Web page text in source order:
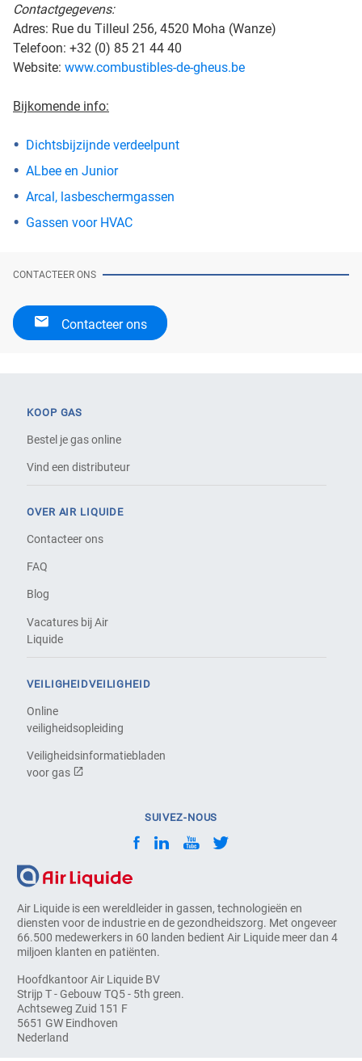
Contactgegevens:
Adres: Rue du Tilleul 256, 4520 Moha (Wanze)
Telefoon: +32 (0) 85 21 44 40
Website: www.combustibles-de-gheus.be
Bijkomende info:
Dichtsbijzijnde verdeelpunt
ALbee en Junior
Arcal, lasbeschermgassen
Gassen voor HVAC
CONTACTEER ONS
Contacteer ons
Air Liquide is een wereldleider in gassen, technologieën en
diensten voor de industrie en de gezondheidszorg. Met ongeveer
66.500 medewerkers in 60 landen bedient Air Liquide meer dan 4
miljoen klanten en patiënten.
Hoofdkantoor Air Liquide BV
Strijp T - Gebouw TQ5 - 5th green.
Achtseweg Zuid 151 F
5651 GW Eindhoven
Nederland
KOOP GAS
Bestel je gas online
Vind een distributeur
OVER AIR LIQUIDE
Contacteer ons
FAQ
Blog
Vacatures bij Air
Liquide
VEILIGHEIDVEILIGHEID
Online
veiligheidsopleiding
Veiligheidsinformatiebladen
voor gas
SUIVEZ-NOUS